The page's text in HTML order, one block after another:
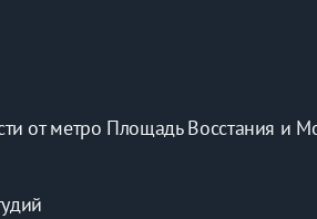
от метро Площадь Восстания и